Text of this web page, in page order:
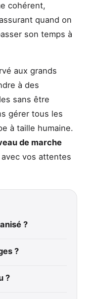
cohérent,
quand on
son temps à
aux grands
à des
sans être
gérer tous les
à taille humaine.
de marche
vos attentes
?
?
?